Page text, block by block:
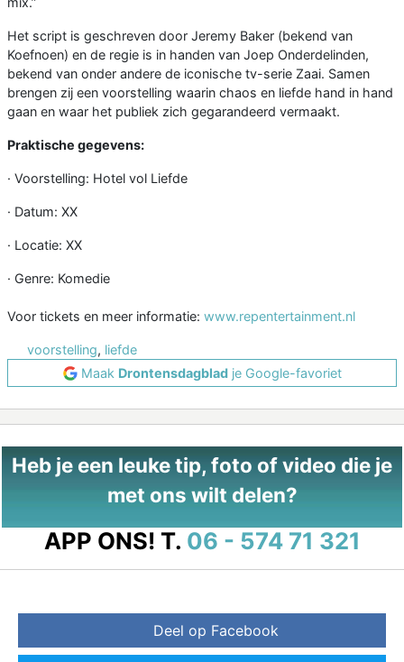
Het script is geschreven door Jeremy Baker (bekend van
Koefnoen) en de regie is in handen van Joep Onderdelinden,
bekend van onder andere de iconische tv-serie Zaai. Samen
brengen zij een voorstelling waarin chaos en liefde hand in hand
gaan en waar het publiek zich gegarandeerd vermaakt.
Praktische gegevens:
· Voorstelling: Hotel vol Liefde
· Datum: XX
· Locatie: XX
· Genre: Komedie
Voor tickets en meer informatie: www.repentertainment.nl
voorstelling, liefde
Maak Drontensdagbladje Google-favoriet
Heb je een leuke tip, foto of video die je
met ons wilt delen?
APP ONS! T. 06 - 574 71 321
Deel op Facebook